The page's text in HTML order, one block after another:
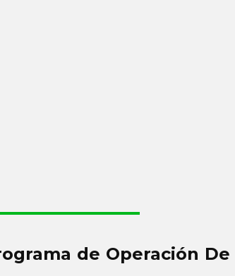
de Operación